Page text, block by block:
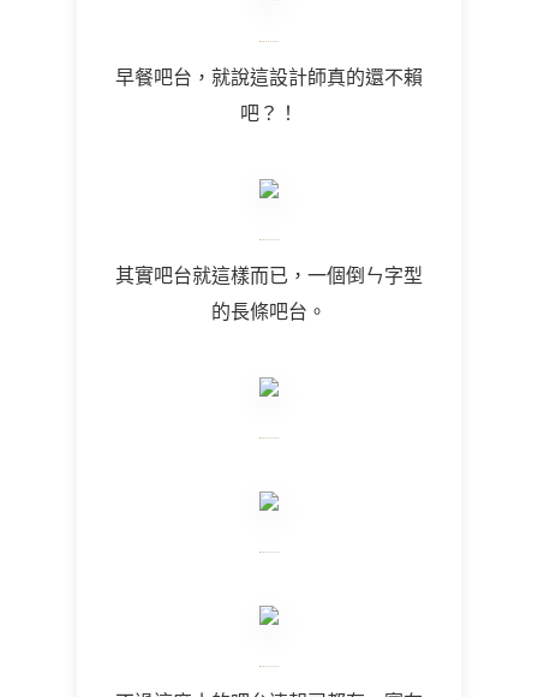
早餐吧台，就說這設計師真的還不賴
吧？！
其實吧台就這樣而已，一個倒ㄣ字型
的長條吧台。